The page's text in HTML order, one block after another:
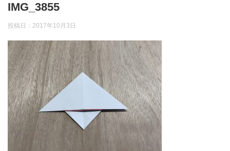
IMG_3855
投稿日： 2017年10月3日